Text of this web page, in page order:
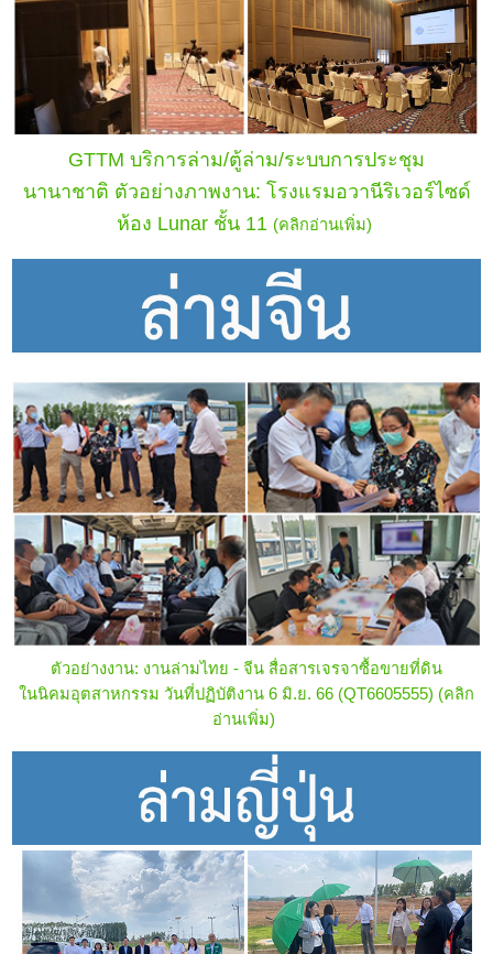
GTTM บริการล่าม/ตู้ล่าม/ระบบการประชุม
นานาชาติ ตัวอย่างภาพงาน: โรงแรมอวานีริเวอร์ไซด์
ห้อง Lunar ชั้น 11 (คลิกอ่านเพิ่ม)
ตัวอย่างงาน: งานล่ามไทย - จีน สื่อสารเจรจาซื้อขายที่ดิน
ในนิคมอุตสาหกรรม วันที่ปฏิบัติงาน 6 มิ.ย. 66 (QT6605555) (คลิก
อ่านเพิ่ม)